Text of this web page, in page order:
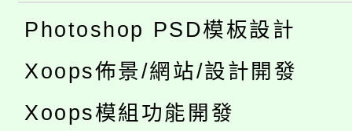
Photoshop PSD模板設計
Xoops佈景/網站/設計開發
Xoops模組功能開發